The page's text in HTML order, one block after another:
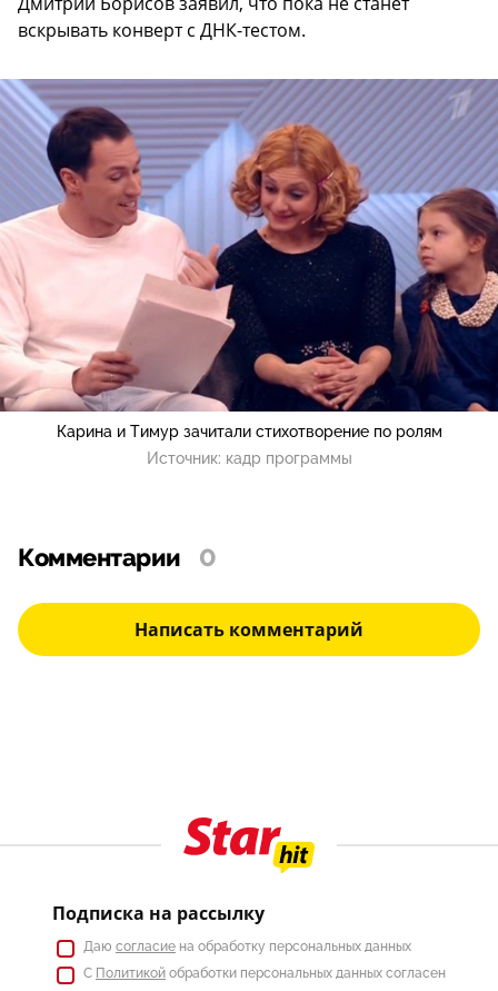
вскрывать конверт с ДНК-тестом.
Карина и Тимур зачитали стихотворение по ролям
Источник: кадр программы
Комментарии 0
Написать комментарий
Подписка на рассылку
Даю согласие на обработку персональных данных
С Политикой обработки персональных данных согласен